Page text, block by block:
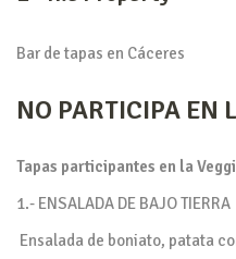
Bar de tapas en Cáceres
NO PARTICIPA EN
Tapas participantes en la
1.- ENSALADA DE BAJO TIERRA
Ensalada de boniato, patata